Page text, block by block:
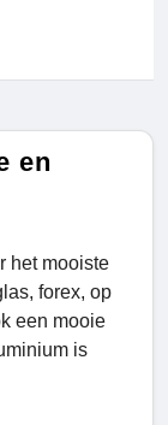
en
het mooiste
forex, op
een mooie
is